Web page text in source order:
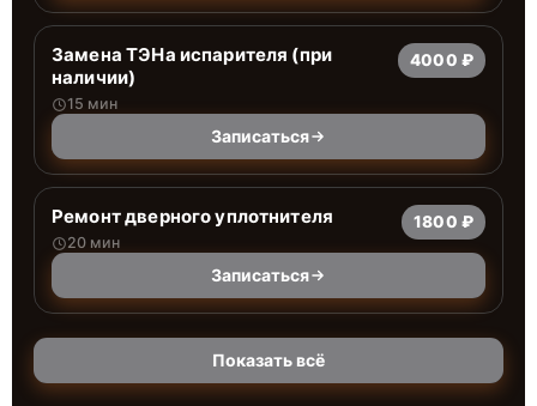
Замена ТЭНа испарителя (при
наличии)
15 мин
4000 ₽
Записаться
Ремонт дверного уплотнителя
20 мин
1800 ₽
Записаться
Показать всё